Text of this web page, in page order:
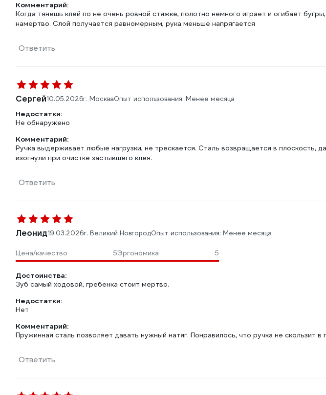
Комментарий:
Когда тянешь клей по не очень ровной стяжке, полотно немного играет и огибает
намертво. Слой получается равномерным, рука меньше напрягается
Ответить
Сергей10.05.2026г. МоскваОпыт использования: Менее месяца
Недостатки:
Не обнаружено
Комментарий:
Ручка выдерживает любые нагрузки, не трескается. Сталь возвращается в плоскость,
изогнули при очистке застывшего клея.
Ответить
Леонид19.03.2026г. Великий НовгородОпыт использования: Менее месяца
Цена/качество 5Эргономика 5
Достоинства:
Зуб самый ходовой, гребенка стоит мертво.
Недостатки:
Нет
Комментарий:
Пружинная сталь позволяет давать нужный натяг. Понравилось, что ручка не скользит в
Ответить